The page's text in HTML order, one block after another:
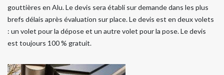
gouttières en Alu. Le devis sera établi sur demande dans les plus
brefs délais après évaluation sur place. Le devis est en deux volets
: un volet pour la dépose et un autre volet pour la pose. Le devis
est toujours 100 % gratuit.